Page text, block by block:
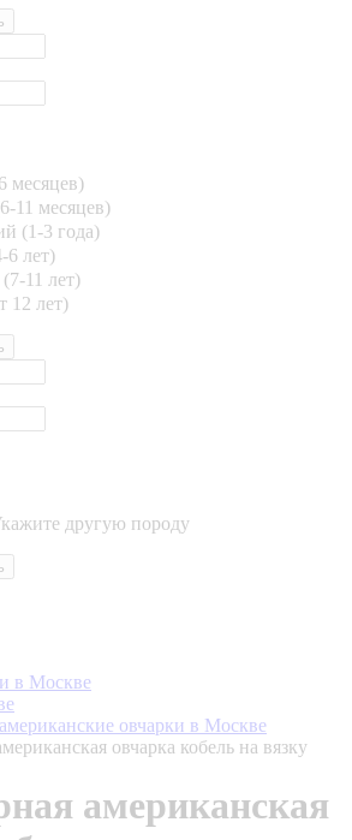
месяцев)
11 месяцев)
(1-3 года)
6 лет)
11 лет)
12 лет)
другую породу
в Москве
овчарки в Москве
овчарка кобель на вязку
американская